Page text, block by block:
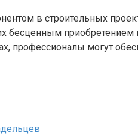
в строительных
бесценным
профессионалы могут